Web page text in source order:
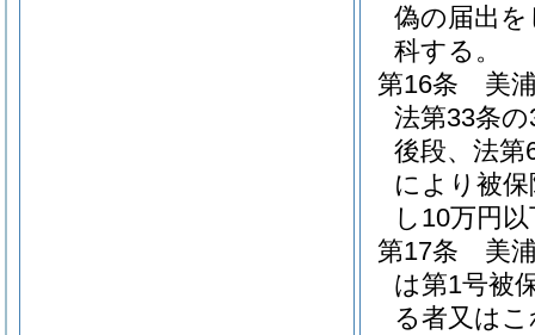
偽の届出
科する。
第16条
美
法第33条
後段、法第
により被
し10万円
第17条
美
は第1号被
る者又は